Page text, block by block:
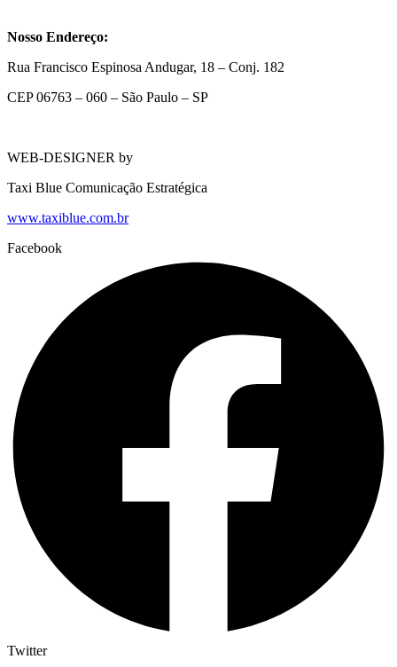
Nosso Endereço:
Rua Francisco Espinosa Andugar, 18 – Conj. 182
CEP 06763 – 060 – São Paulo – SP
WEB-DESIGNER by
Taxi Blue Comunicação Estratégica
www.taxiblue.com.br
Facebook
Twitter